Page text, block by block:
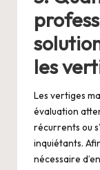
les
Les vertiges
évaluation
récurrents ou
inquiétants.
nécessaire